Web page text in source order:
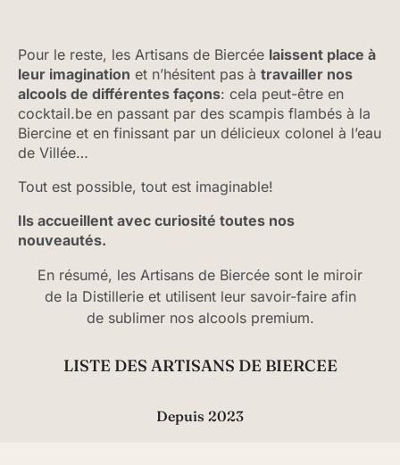
Pour le reste, les Artisans de Biercée laissent place à
leur imagination et n’hésitent pas à travailler nos
alcools de différentes façons: cela peut-être en
cocktail.be en passant par des scampis flambés à la
Biercine et en finissant par un délicieux colonel à l’eau
de Villée…
Tout est possible, tout est imaginable!
Ils accueillent avec curiosité toutes nos
nouveautés.
En résumé, les Artisans de Biercée sont le miroir
de la Distillerie et utilisent leur savoir-faire afin
de sublimer nos alcools premium.
LISTE DES ARTISANS DE BIERCEE
Depuis 2023